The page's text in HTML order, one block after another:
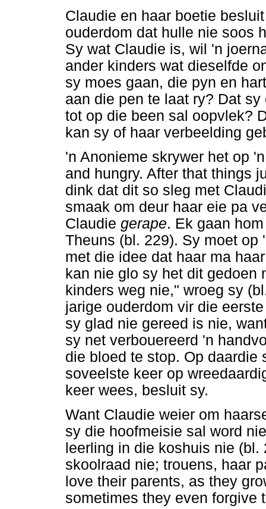
Claudie en haar boetie
ouderdom dat hulle nie soos
Sy wat Claudie is, wil 'n
ander kinders wat dieselfde
sy moes gaan, die pyn en
aan die pen te laat ry? Dat
tot op die been sal oopvlek?
kan sy of haar verbeelding
'n Anonieme skrywer het op
and hungry. After that things
dink dat dit so sleg met
smaak om deur haar eie pa
Claudie gerape. Ek gaan
Theuns (bl. 229). Sy moet op
met die idee dat haar ma
kan nie glo sy het dit gedoen
kinders weg nie," wroeg sy
jarige ouderdom vir die
sy glad nie gereed is nie,
sy net verbouereerd 'n
die bloed te stop. Op daardie
soveelste keer op
keer wees, besluit sy.
Want Claudie weier om
sy die hoofmeisie sal word
leerling in die koshuis nie
skoolraad nie; trouens, haar
love their parents, as they
sometimes they even forgive